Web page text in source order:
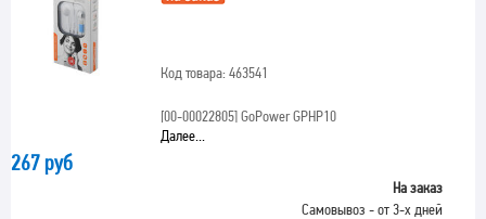
Код товара: 463541
[00-00022805]GoPower GPHP10
Далее...
267 руб
На заказ
Самовывоз - от 3-х дней